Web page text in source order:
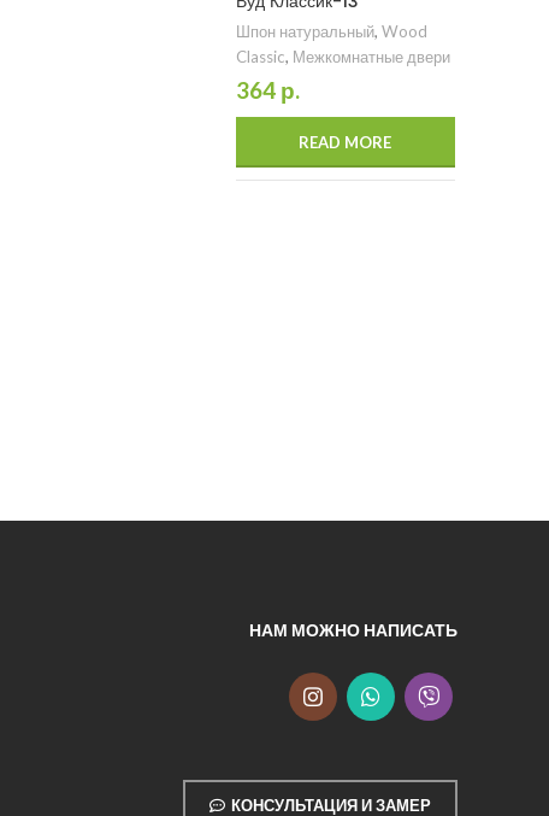
Шпон натуральный,Wood
Classic, Межкомнатные двери
364 р.
READ MORE
НАМ МОЖНО НАПИСАТЬ
КОНСУЛЬТАЦИЯ И ЗАМЕР